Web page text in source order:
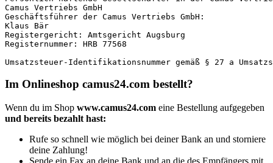
Camus Vertriebs GmbH
Geschäftsführer der Camus Vertriebs GmbH:
Klaus Bär
Registergericht: Amtsgericht Augsburg
Registernummer: HRB 77568
Umsatzsteuer-Identifikationsnummer gemäß § 27 a
Im Onlineshop camus24.com bestellt?
Wenn du im Shop www.camus24.com eine Bestellung aufgegeben
und bereits bezahlt hast:
Rufe so schnell wie möglich bei deiner Bank an und storniere
deine Zahlung!